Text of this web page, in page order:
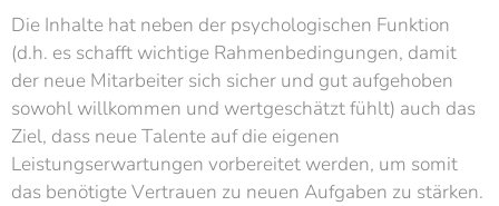
Die Inhalte hat neben der psychologischen Funktion
(d.h. es schafft wichtige Rahmenbedingungen, damit
der neue Mitarbeiter sich sicher und gut aufgehoben
sowohl willkommen und wertgeschätzt fühlt) auch das
Ziel, dass neue Talente auf die eigenen
Leistungserwartungen vorbereitet werden, um somit
das benötigte Vertrauen zu neuen Aufgaben zu stärken.